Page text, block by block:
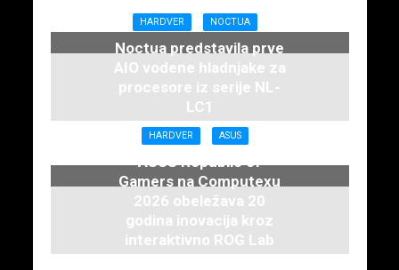
HARDVER NOCTUA
Noctua predstavila prve
AIO vodene hladnjake za
procesore iz serije NL-
LC1
16. juna 2026.
HARDVER ASUS
ASUS Republic of
Gamers na Computexu
2026 obeležava 20
godina inovacija kroz
interaktivno ROG Lab
iskustvo